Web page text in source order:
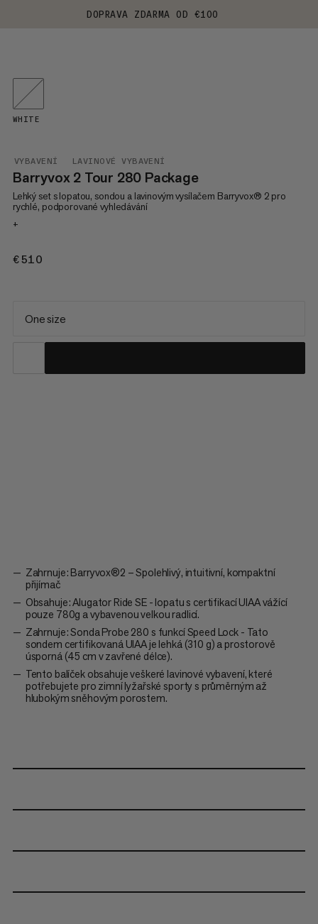
DOPRAVA ZDARMA OD €100
VYBAVENÍ LAVINOVÉ VYBAVENÍ
Barryvox 2 Tour 280 Package
Lehký set s lopatou, sondou a lavinovým vysílačem Barryvox® 2 pro
rychlé, podporované vyhledávání
+
€510
WHITE
One size
Zahrnuje: Barryvox®2 – Spolehlivý, intuitivní, kompaktní
přijímač
Obsahuje: Alugator Ride SE - lopatu s certifikací UIAA vážící
pouze 780g a vybavenou velkou radlicí.
Zahrnuje: Sonda Probe 280 s funkcí Speed ​​Lock - Tato
sondem certifikovaná UIAA je lehká (310 g) a prostorově
úsporná (45 cm v zavřené délce).
Tento balíček obsahuje veškeré lavinové vybavení, které
potřebujete pro zimní lyžařské sporty s průměrným až
hlubokým sněhovým porostem.